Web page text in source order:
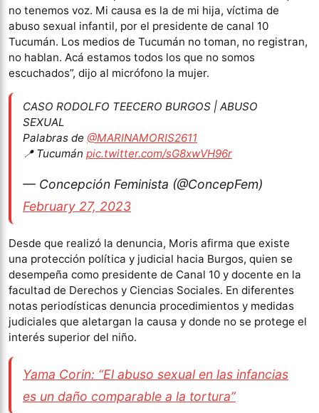
no tenemos voz. Mi causa es la de mi hija, víctima de
abuso sexual infantil, por el presidente de canal 10
Tucumán. Los medios de Tucumán no toman, no registran,
no hablan. Acá estamos todos los que no somos
escuchados”, dijo al micrófono la mujer.
CASO RODOLFO TEECERO BURGOS | ABUSO
SEXUAL
Palabras de @MARINAMORIS2611
📍 Tucumán pic.twitter.com/sG8xwVH96r
— Concepción Feminista (@ConcepFem)
February 27, 2023
Desde que realizó la denuncia, Moris afirma que existe
una protección política y judicial hacia Burgos, quien se
desempeña como presidente de Canal 10 y docente en la
facultad de Derechos y Ciencias Sociales. En diferentes
notas periodísticas denuncia procedimientos y medidas
judiciales que aletargan la causa y donde no se protege el
interés superior del niño.
Yama Corin: “El abuso sexual en las infancias
es un daño comparable a la tortura”